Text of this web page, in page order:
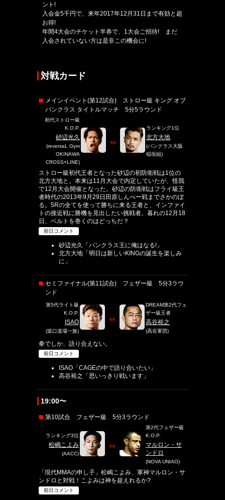
ント!
入会金5千円で、来年2017年12月31日まで有効と超
お得!
年間4大会のチケット半券で、1大会ご招待! まだ
入会されていない方は是非この機会に!
対戦カード
メインイベント(第12試合) ストロー級 キング オブ
パンクラス タイトルマッチ 5分5ラウンド
初代ストロー級
K.O.P.
砂辺光久
(reversaL Gym
OKINAWA
CROSS×LINE)
vs
ランキング1位
北方大地
(パンクラス大阪
稲垣組)
ストロー級初代王者となった砂辺の初防衛戦は1位の
北方大地と。本来は11月大会で内定していたが、怪我
で12月大会開催となった。砂辺の防衛戦はフライ級王
者時代の2013年9月29日田原しんぺー戦までさかのぼ
る。5Rの全てを使って勝ちに来る王者と、インファイ
トの接近戦に勝機を見出したい挑戦者。暮れの12月18
日、ベルトを巻くのはどっちだ？
前日コメント
砂辺光久「パンクラス王に俺はなる!」
北方大地「明日は新しいKINGの誕生を楽しみ
に」
セミファイナル(第11試合) フェザー級 5分3ラウ
ンド
第5代ライト級
K.O.P.
ISAO
(坂口道場一族)
vs
DREAM第2代フェ
ザー級王者
高谷裕之
(高谷軍団)
拳でしか、語り合えない。
前日コメント
ISAO「CAGEの中で語り合いたい」
高谷裕之「思いっきり戦います」
19:00〜
第10試合 フェザー級 5分3ラウンド
ランキング3位
松嶋こよみ
(AACC)
vs
第2代フェザー級
K.O.P.
マルロン・サ
ンドロ
(NOVA UNIAO)
「現代MMAの申し子」松嶋こよみ、軍神マルロン・サ
ンドロと対戦！こよみは神を超えれるか?
前日コメント